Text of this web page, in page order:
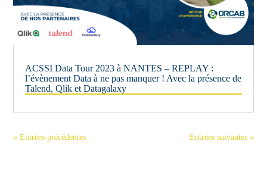
ACSSI Data Tour 2023 à NANTES – REPLAY :
l’évènement Data à ne pas manquer ! Avec la présence de
Talend, Qlik et Datagalaxy
« Entrées précédentes Entrées suivantes »